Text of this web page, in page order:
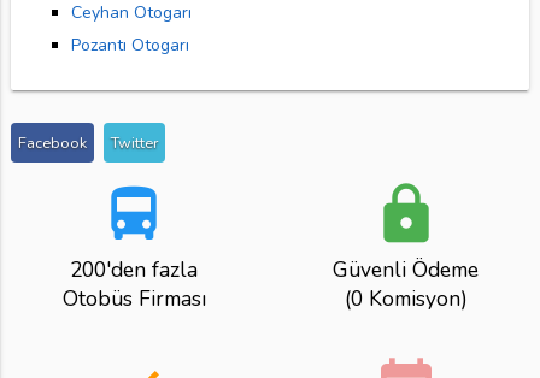
Ceyhan Otogarı
Pozantı Otogarı
Facebook Twitter
directions_bus
200'den fazla
Otobüs Firması
lock
Güvenli Ödeme
(0 Komisyon)